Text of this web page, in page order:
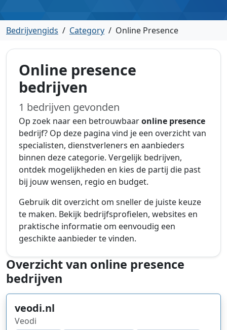
Bedrijvengids / Category / Online Presence
Online presence
bedrijven
1 bedrijven gevonden
Op zoek naar een betrouwbaaronline presence
bedrijf? Op deze pagina vind je een overzicht van
specialisten, dienstverleners en aanbieders
binnen deze categorie. Vergelijk bedrijven,
ontdek mogelijkheden en kies de partij die past
bij jouw wensen, regio en budget.
Gebruik dit overzicht om sneller de juiste keuze
te maken. Bekijk bedrijfsprofielen, websites en
praktische informatie om eenvoudig een
geschikte aanbieder te vinden.
Overzicht van online presence
bedrijven
veodi.nl
Veodi